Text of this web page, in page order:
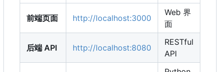
前端页面 http://localhost:3000
Web 界
面
后端 API http://localhost:8080
RESTful
API